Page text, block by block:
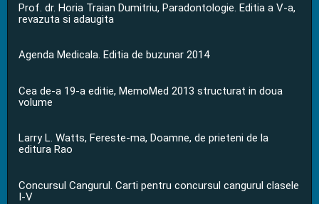
Prof. dr. Horia Traian Dumitriu, Paradontologie. Editia a V-a,
revazuta si adaugita
Agenda Medicala. Editia de buzunar 2014
Cea de-a 19-a editie, MemoMed 2013 structurat in doua
volume
Larry L. Watts, Fereste-ma, Doamne, de prieteni de la
editura Rao
Concursul Cangurul. Carti pentru concursul cangurul clasele
I-V